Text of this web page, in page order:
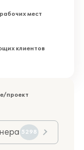
мест
клиентов
проект
5298